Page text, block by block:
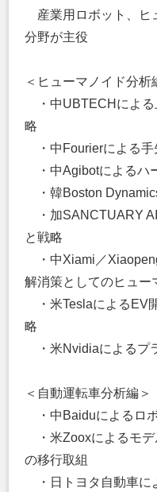
産業用ロボット、ヒ
分野が主役
＜ヒューマノイド分析
・中UBTECHによる
略
・中Fourierによる手
・中Agibotによるハ
・韓Boston
・加SANCTUARY
と戦略
・中Xiami／
解消策としてのヒュー
・米TeslaによるEV
略
・米Nvidiaによるプ
＜自動運転車分析編＞
・中Baiduによるロ
・米Zooxによるモデ
の移行取組
・日トヨタ自動車に